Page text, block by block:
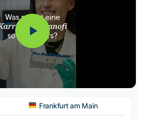
Frankfurt am Main